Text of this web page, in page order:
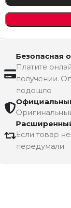
Безопасная
Платите
получении.
подошло
Если товар
передумали